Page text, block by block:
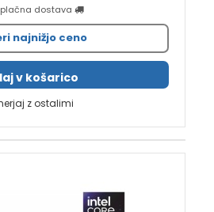
dostava
najnižjo ceno
v košarico
z ostalimi